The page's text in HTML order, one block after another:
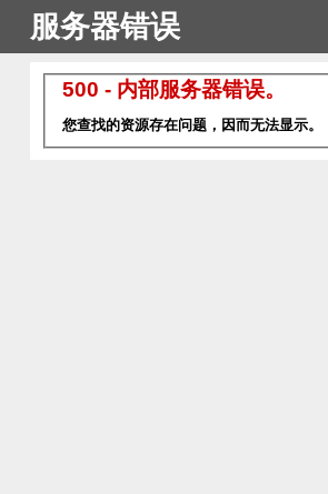
服务器错误
500 - 内部服务器错误。
您查找的资源存在问题，因而无法显示。